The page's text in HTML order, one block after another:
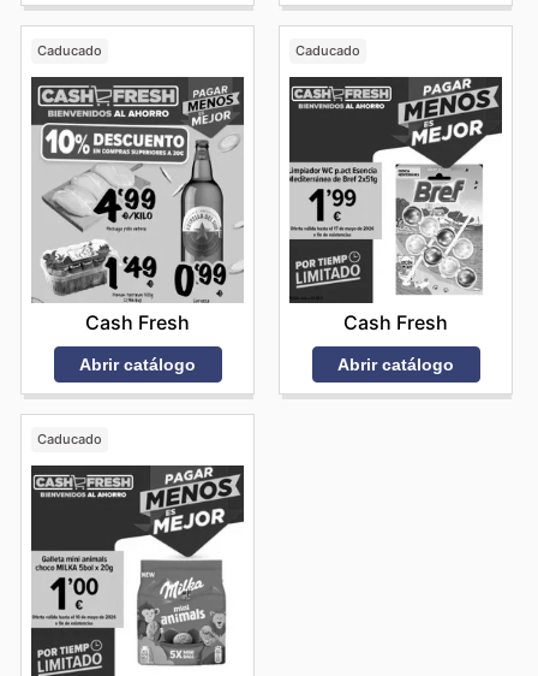
Caducado
Cash Fresh
Abrir catálogo
Caducado
Cash Fresh
Abrir catálogo
Caducado